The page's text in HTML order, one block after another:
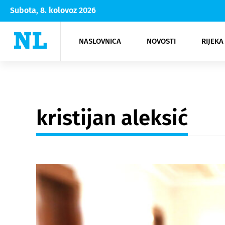
Subota, 8. kolovoz 2026
NASLOVNICA NOVOSTI
Rijeka Opatija
NK
Moda
Kultura
kristijan aleksić